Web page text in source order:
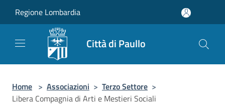
Regione Lombardia
Città di Paullo
Home > Associazioni > Terzo Settore >
Libera Compagnia di Arti e Mestieri Sociali